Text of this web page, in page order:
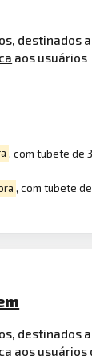
destinados
aos usuários
, com tubete de
, com tubete
destinados
aos usuários